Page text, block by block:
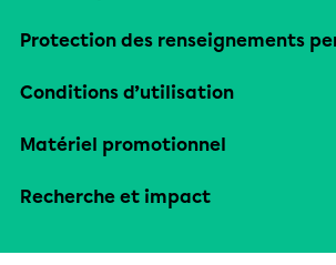
Protection des renseignements
Conditions d’utilisation
Matériel promotionnel
Recherche et impact